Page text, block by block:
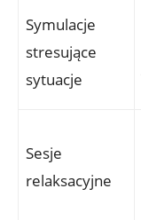
Symulacje
⁢stresujące
‌sytuacje
Sesje
relaksacyjne